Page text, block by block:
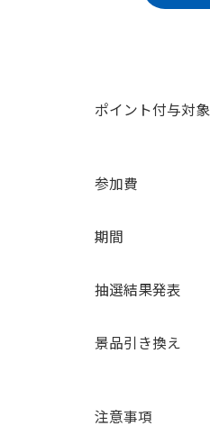
ポイント付与対象
参加費
期間
抽選結果発表
景品引き換え
注意事項